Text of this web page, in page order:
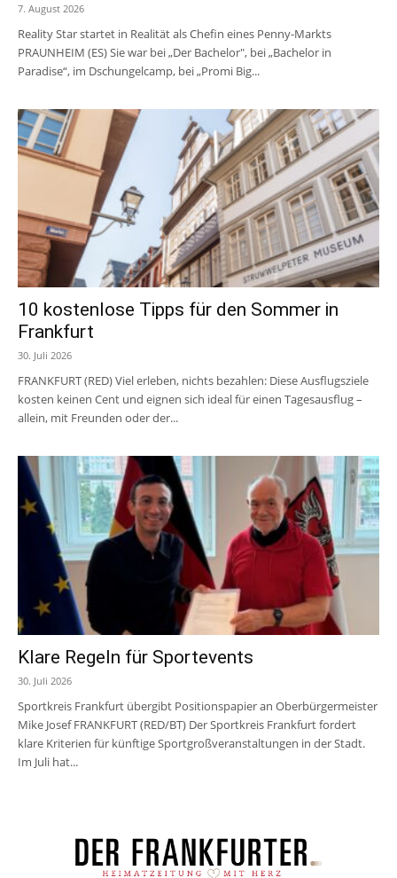
7. August 2026
Reality Star startet in Realität als Chefin eines Penny-Markts
PRAUNHEIM (ES) Sie war bei „Der Bachelor", bei „Bachelor in
Paradise“, im Dschungelcamp, bei „Promi Big...
10 kostenlose Tipps für den Sommer in
Frankfurt
30. Juli 2026
FRANKFURT (RED) Viel erleben, nichts bezahlen: Diese Ausflugsziele
kosten keinen Cent und eignen sich ideal für einen Tagesausflug –
allein, mit Freunden oder der...
Klare Regeln für Sportevents
30. Juli 2026
Sportkreis Frankfurt übergibt Positionspapier an Oberbürgermeister
Mike Josef FRANKFURT (RED/BT) Der Sportkreis Frankfurt fordert
klare Kriterien für künftige Sportgroßveranstaltungen in der Stadt.
Im Juli hat...